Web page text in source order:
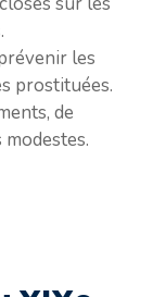
les
prostituées.
de